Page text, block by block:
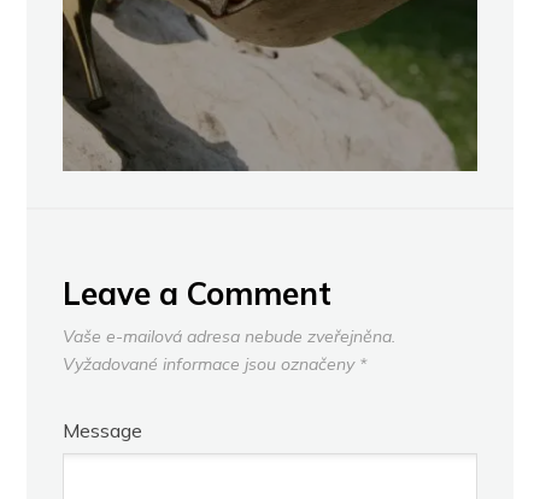
Leave a Comment
Vaše e-mailová adresa nebude zveřejněna.
Vyžadované informace jsou označeny *
Message